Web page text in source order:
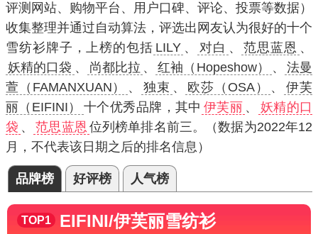
评测网站、购物平台、用户口碑、评论、投票等数据）
收集整理并通过自动算法，评选出网友认为很好的十个
雪纺衫牌子，上榜的包括 LILY 、 对白 、 范思蓝恩 、
妖精的口袋 、 尚都比拉 、 红袖（Hopeshow） 、
法曼
萱（FAMANXUAN）
、 独束 、 欧莎（OSA） 、
伊芙
丽（EIFINI）
十个优秀品牌，其中 伊芙丽 、
妖精的口
袋 、 范思蓝恩 位列榜单排名前三。（数据为2022年12
月，不代表该日期之后的排名信息）
品牌榜 好评榜 人气榜
TOP1 EIFINI/伊芙丽雪纺衫